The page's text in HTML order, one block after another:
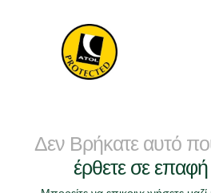
Δεν Βρήκατε αυτό
έρθετε σε επαφή